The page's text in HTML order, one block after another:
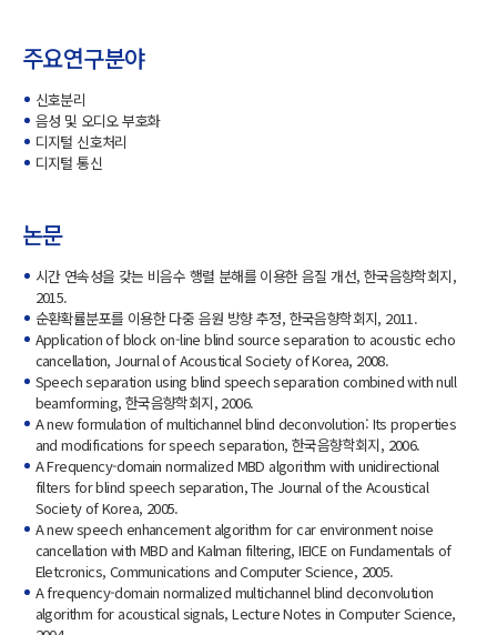
주요연구분야
신호분리
음성 및 오디오 부호화
디지털 신호처리
디지털 통신
논문
시간 연속성을 갖는 비음수 행렬 분해를 이용한 음질 개선, 한국음향학회지,
2015.
순환확률분포를 이용한 다중 음원 방향 추정, 한국음향학회지, 2011.
Application of block on-line blind source separation to acoustic echo
cancellation, Journal of Acoustical Society of Korea, 2008.
Speech separation using blind speech separation combined with null
beamforming, 한국음향학회지, 2006.
A new formulation of multichannel blind deconvolution: Its properties
and modifications for speech separation, 한국음향학회지, 2006.
A Frequency-domain normalized MBD algorithm with unidirectional
filters for blind speech separation, The Journal of the Acoustical
Society of Korea, 2005.
A new speech enhancement algorithm for car environment noise
cancellation with MBD and Kalman filtering, IEICE on Fundamentals of
Eletcronics, Communications and Computer Science, 2005.
A frequency-domain normalized multichannel blind deconvolution
algorithm for acoustical signals, Lecture Notes in Computer Science,